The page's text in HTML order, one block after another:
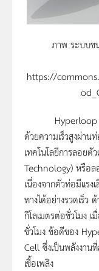
ภาพ ระบบข
https://
Hyperloop เป็
ด้วยความเร็วสูงผ่า
เทคโนโลยีการลอย
Technology) หรือล
เนื่องจากตัวท่อมีแร
ทางได้อย่างรวดเร็ว
กิโลเมตรต่อชั่วโมง
ชั่วโมง ข้อดีของ
Cell ซึ่งเป็นพลังงาน
เชื้อเพลิง